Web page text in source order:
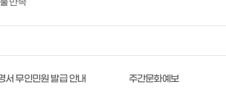
주간문화예보 공직비리 익명신고 시스템